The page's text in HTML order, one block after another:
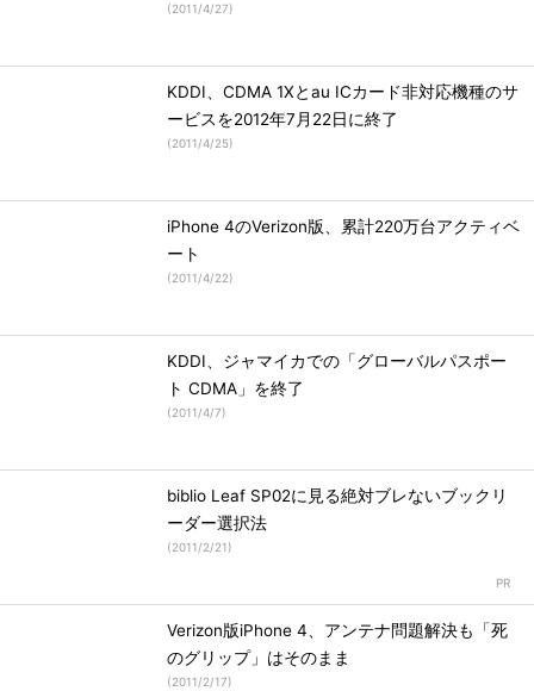
(2011/4/27)
KDDI、CDMA 1Xとau ICカード非対応機種のサ
ービスを2012年7月22日に終了
(2011/4/25)
iPhone 4のVerizon版、累計220万台アクティベ
ート
(2011/4/22)
KDDI、ジャマイカでの「グローバルパスポー
ト CDMA」を終了
(2011/4/7)
biblio Leaf SP02に見る絶対ブレないブックリ
ーダー選択法
(2011/2/21)
Verizon版iPhone 4、アンテナ問題解決も「死
のグリップ」はそのまま
(2011/2/17)